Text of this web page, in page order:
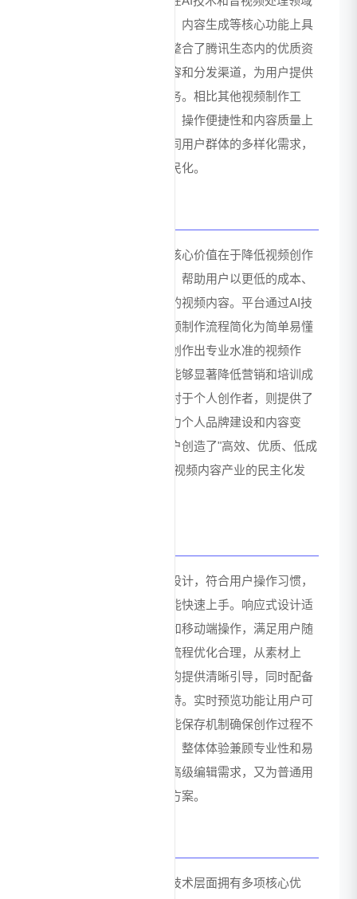
的深厚积累，在智能剪辑、内容生成等核心功能上具
有领先优势。同时，平台整合了腾讯生态内的优质资
源，包括素材库、版权内容和分发渠道，为用户提供
从创作到发布的一站式服务。相比其他视频制作工
具，该平台在智能化程度、操作便捷性和内容质量上
均表现出色，能够满足不同用户群体的多样化需求，
实现专业级视频制作的平民化。
腾讯视频智能制作平台的核心价值在于降低视频创作
门槛，提升内容生产效率，帮助用户以更低的成本、
更少的时间制作更高质量的视频内容。平台通过AI技
术赋能，将专业复杂的视频制作流程简化为简单易懂
的操作，使普通用户也能创作出专业水准的视频作
品。对于企业用户，平台能够显著降低营销和培训成
本，提升内容产出效率；对于个人创作者，则提供了
释放创意潜能的工具，助力个人品牌建设和内容变
现。总体而言，平台为用户创造了"高效、优质、低成
本"的视频创作体验，推动视频内容产业的民主化发
平台采用直观简洁的界面设计，符合用户操作习惯，
即使是初次使用的用户也能快速上手。响应式设计适
配多种设备，支持电脑端和移动端操作，满足用户随
时随地创作的需求。操作流程优化合理，从素材上
传、编辑制作到导出分享均提供清晰引导，同时配备
详细的使用教程和客服支持。实时预览功能让用户可
以即时查看编辑效果，智能保存机制确保创作过程不
会因意外中断而丢失数据。整体体验兼顾专业性和易
用性，既满足专业用户的高级编辑需求，又为普通用
户提供便捷的一键式解决方案。
腾讯视频智能制作平台在技术层面拥有多项核心优